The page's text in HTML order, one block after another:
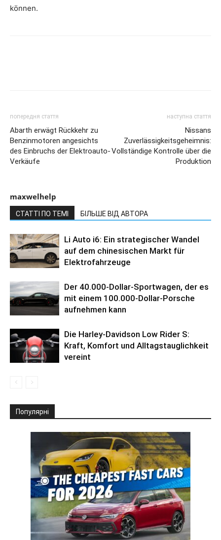
können.
попередня стаття
Abarth erwägt Rückkehr zu
Benzinmotoren angesichts
des Einbruchs der Elektroauto-
Verkäufe
наступна стаття
Nissans
Zuverlässigkeitsgeheimnis:
Vollständige Kontrolle über die
Produktion
maxwelhelp
СТАТТІ ПО ТЕМІ БІЛЬШЕ ВІД АВТОРА
Li Auto i6: Ein strategischer Wandel
auf dem chinesischen Markt für
Elektrofahrzeuge
Der 40.000-Dollar-Sportwagen, der es
mit einem 100.000-Dollar-Porsche
aufnehmen kann
Die Harley-Davidson Low Rider S:
Kraft, Komfort und Alltagstauglichkeit
vereint
Популярні